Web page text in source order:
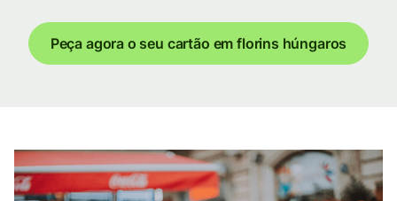
Peça agora o seu cartão em florins húngaros